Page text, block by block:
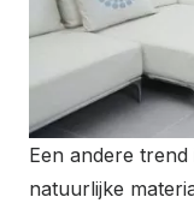
Een andere
natuurlijke